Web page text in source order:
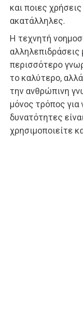
και ποιες
ακατάλληλες.
Η τεχνητή
περισσότερο
το καλύτερο,
την ανθρώπινη
μόνος τρόπος για
δυνατότητες
χρησιμοποιείτε